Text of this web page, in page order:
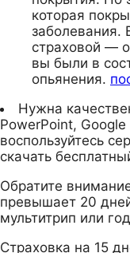
которая
заболевания.
страховой —
вы были в
опьянения.
Нужна
PowerPoint,
воспользуйтесь
скачать
Обратите
превышает 20
мультитрип или
Страховка на 15